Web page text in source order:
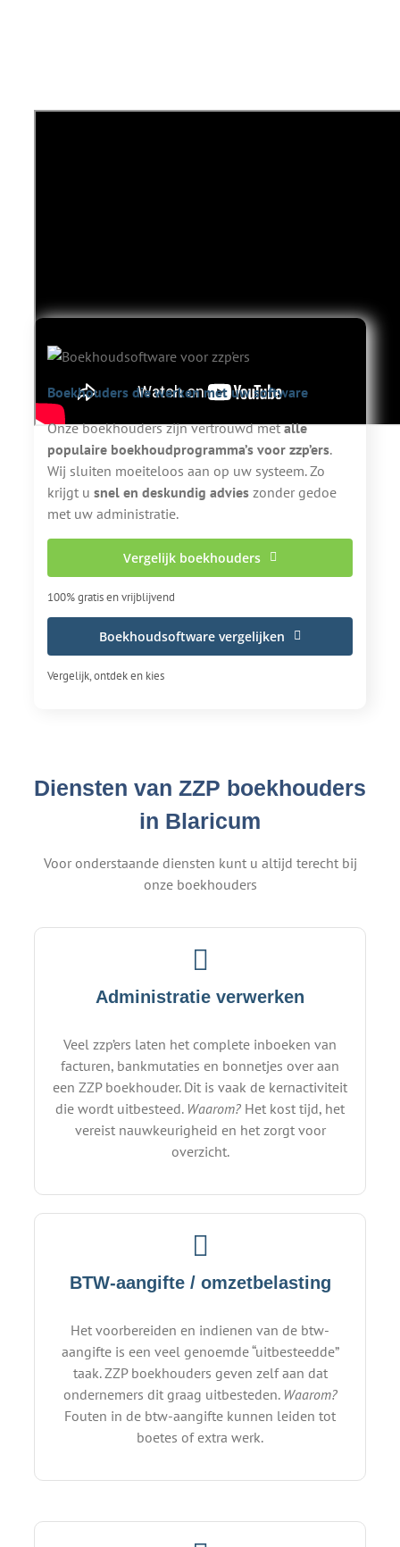
Boekhouders die werken met uw software
Onze boekhouders zijn vertrouwd metalle
populaire boekhoudprogramma’s voor zzp’ers.
Wij sluiten moeiteloos aan op uw systeem. Zo
krijgt u snel en deskundig advies zonder gedoe
met uw administratie.
Vergelijk boekhouders
100% gratis en vrijblijvend
Boekhoudsoftware vergelijken
Vergelijk, ontdek en kies
Diensten van ZZP boekhouders
in Blaricum
Voor onderstaande diensten kunt u altijd terecht bij
onze boekhouders
Administratie verwerken
Veel zzp’ers laten het complete inboeken van
facturen, bankmutaties en bonnetjes over aan
een ZZP boekhouder. Dit is vaak de kernactiviteit
die wordt uitbesteed. Waarom? Het kost tijd, het
vereist nauwkeurigheid en het zorgt voor
overzicht.
BTW-aangifte / omzetbelasting
Het voorbereiden en indienen van de btw-
aangifte is een veel genoemde “uitbesteedde”
taak. ZZP boekhouders geven zelf aan dat
ondernemers dit graag uitbesteden. Waarom?
Fouten in de btw-aangifte kunnen leiden tot
boetes of extra werk.